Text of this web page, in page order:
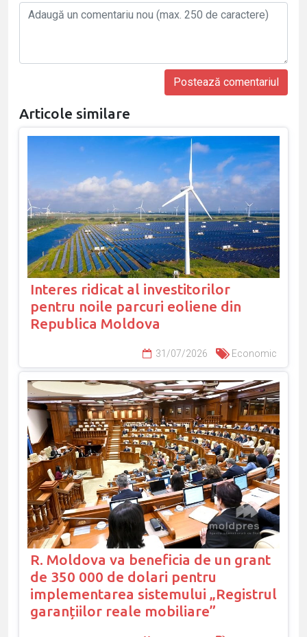
Articole similare
Interes ridicat al investitorilor
pentru noile parcuri eoliene din
Republica Moldova
31/07/2026 Economic
R. Moldova va beneficia de un grant
de 350 000 de dolari pentru
implementarea sistemului „Registrul
garanțiilor reale mobiliare”